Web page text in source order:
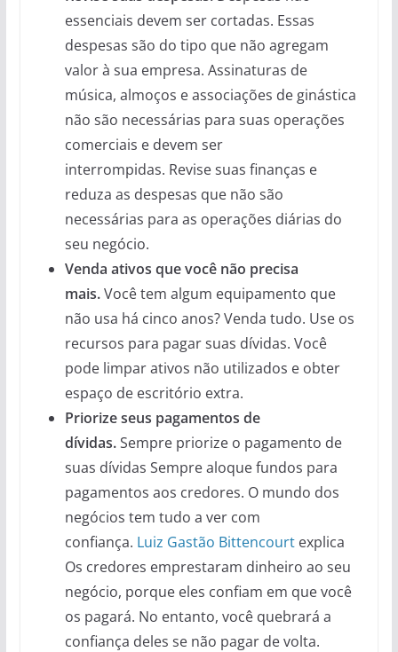
essenciais devem ser cortadas. Essas
despesas são do tipo que não agregam
valor à sua empresa. Assinaturas de
música, almoços e associações de ginástica
não são necessárias para suas operações
comerciais e devem ser
interrompidas. Revise suas finanças e
reduza as despesas que não são
necessárias para as operações diárias do
seu negócio.
Venda ativos que você não precisa
mais.Você tem algum equipamento que
não usa há cinco anos? Venda tudo. Use os
recursos para pagar suas dívidas. Você
pode limpar ativos não utilizados e obter
espaço de escritório extra.
Priorize seus pagamentos de
dívidas.Sempre priorize o pagamento de
suas dívidas Sempre aloque fundos para
pagamentos aos credores. O mundo dos
negócios tem tudo a ver com
confiança. Luiz Gastão Bittencourtexplica
Os credores emprestaram dinheiro ao seu
negócio, porque eles confiam em que você
os pagará. No entanto, você quebrará a
confiança deles se não pagar de volta.